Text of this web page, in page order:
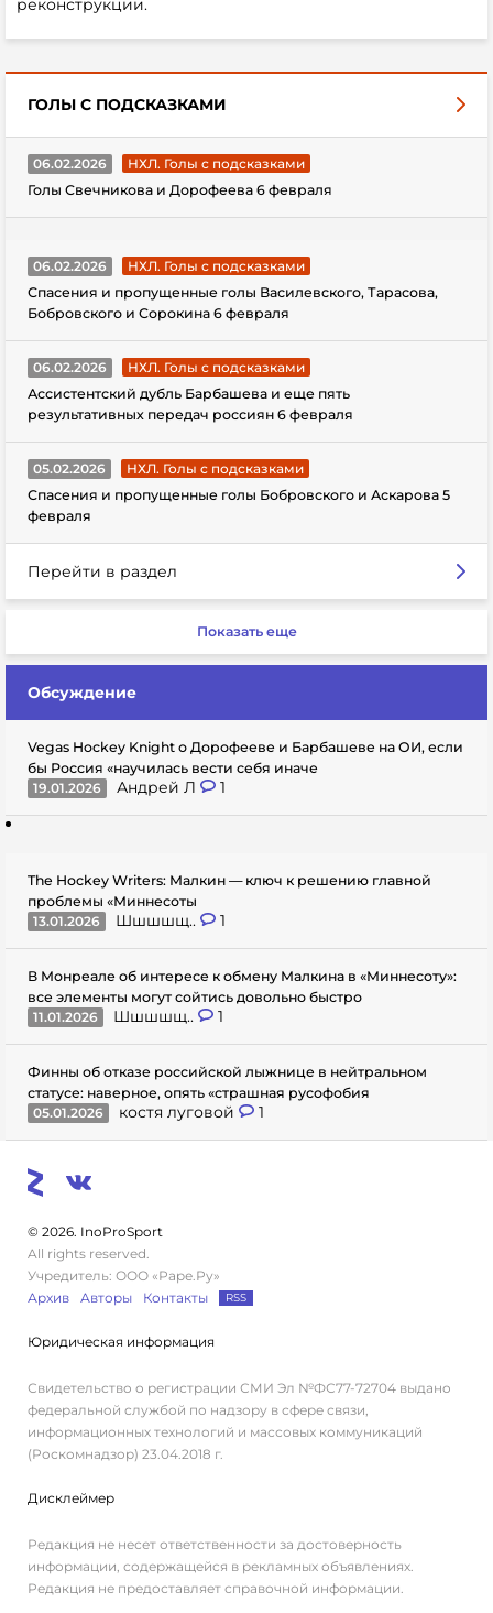
реконструкции.
ГОЛЫ С ПОДСКАЗКАМИ
06.02.2026
НХЛ. Голы с подсказками
Голы Свечникова и Дорофеева 6 февраля
06.02.2026
НХЛ. Голы с подсказками
Спасения и пропущенные голы Василевского, Тарасова,
Бобровского и Сорокина 6 февраля
06.02.2026
НХЛ. Голы с подсказками
Ассистентский дубль Барбашева и еще пять
результативных передач россиян 6 февраля
05.02.2026
НХЛ. Голы с подсказками
Спасения и пропущенные голы Бобровского и Аскарова 5
февраля
Перейти в раздел
Показать еще
Обсуждение
Vegas Hockey Knight о Дорофееве и Барбашеве на ОИ, если
бы Россия «научилась вести себя иначе
19.01.2026
Андрей Л 1
The Hockey Writers: Малкин — ключ к решению главной
проблемы «Миннесоты
13.01.2026
Шшшшщ.. 1
В Монреале об интересе к обмену Малкина в «Миннесоту»:
все элементы могут сойтись довольно быстро
11.01.2026
Шшшшщ.. 1
Финны об отказе российской лыжнице в нейтральном
статусе: наверное, опять «страшная русофобия
05.01.2026
костя луговой 1
© 2026. InoProSport
All rights reserved.
Учредитель: ООО «Раре.Ру»
Архив
Авторы Контакты RSS
Юридическая информация
Свидетельство о регистрации СМИ Эл №ФС77-72704 выдано
федеральной службой по надзору в сфере связи,
информационных технологий и массовых коммуникаций
(Роскомнадзор) 23.04.2018 г.
Дисклеймер
Редакция не несет ответственности за достоверность
информации, содержащейся в рекламных объявлениях.
Редакция не предоставляет справочной информации.